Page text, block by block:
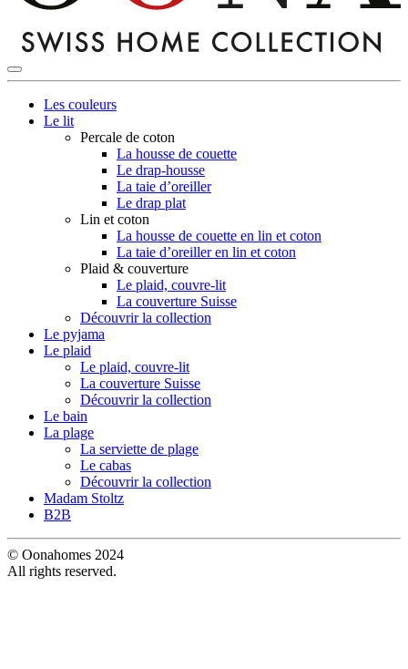
Les couleurs
Le lit
Percale de coton
La housse de couette
Le drap-housse
La taie d’oreiller
Le drap plat
Lin et coton
La housse de couette en lin et coton
La taie d’oreiller en lin et coton
Plaid & couverture
Le plaid, couvre-lit
La couverture Suisse
Découvrir la collection
Le pyjama
Le plaid
Le plaid, couvre-lit
La couverture Suisse
Découvrir la collection
Le bain
La plage
La serviette de plage
Le cabas
Découvrir la collection
Madam Stoltz
B2B
© Oonahomes 2024
All rights reserved.